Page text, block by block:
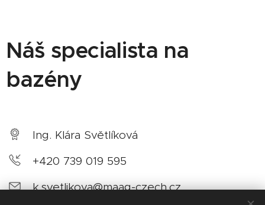
Náš specialista na
bazény
Ing. Klára Světlíková
+420 739 019 595
k.svetlikova@maag-czech.cz